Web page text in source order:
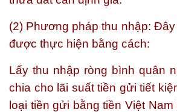
(2) Phương pháp thu nhập:
được thực hiện bằng cách:
Lấy thu nhập ròng bình quân
chia cho lãi suất tiền gửi tiết
loại tiền gửi bằng tiền Việt